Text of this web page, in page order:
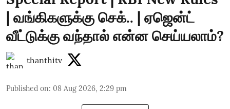
| வங்கிகளுக்கு செக்.. | ஏஜென்ட்
வீட்டுக்கு வந்தால் என்ன செய்யலாம்?
thanthitv
Published on: 08 Aug 2026, 2:29 pm